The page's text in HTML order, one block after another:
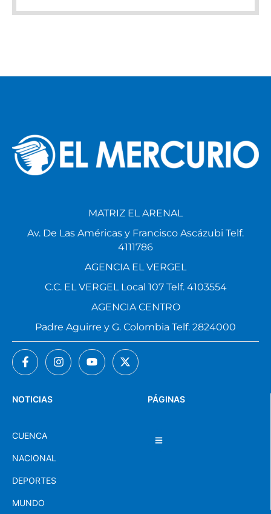
PÁGINAS
NOTICIAS
CUENCA
NACIONAL
DEPORTES
MUNDO
MATRIZ EL ARENAL
Av. De Las Américas y Francisco Ascázubi Telf.
4111786
AGENCIA EL VERGEL
C.C. EL VERGEL Local 107 Telf. 4103554
AGENCIA CENTRO
Padre Aguirre y G. Colombia Telf. 2824000